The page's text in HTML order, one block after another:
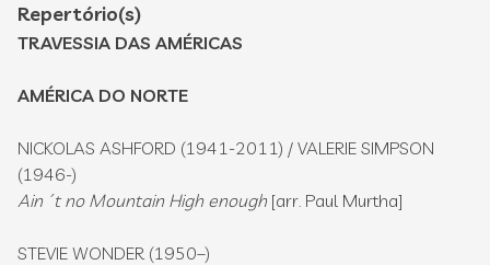
Repertório(s)
TRAVESSIA DAS AMÉRICAS
AMÉRICA DO NORTE
NICKOLAS ASHFORD (1941-2011) / VALERIE SIMPSON
(1946-)
Ain´t no Mountain High enough [arr. Paul Murtha]
STEVIE WONDER (1950–)